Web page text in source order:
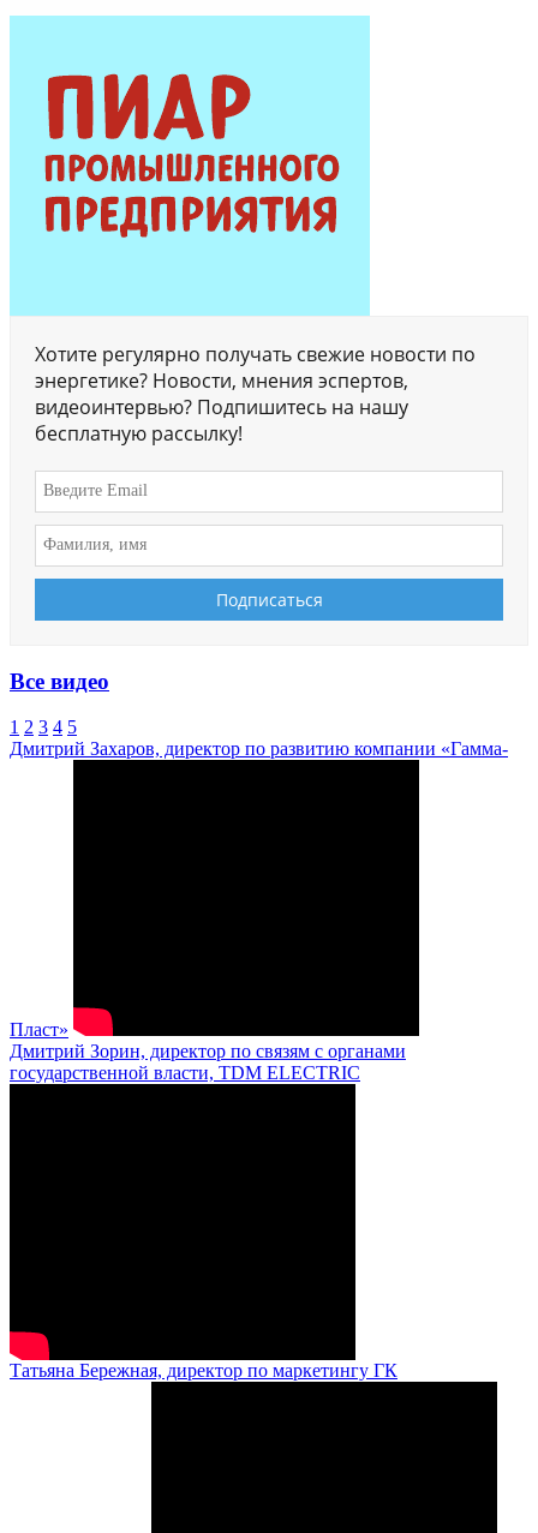
Хотите регулярно получать свежие новости по
энергетике? Новости, мнения эспертов,
видеоинтервью? Подпишитесь на нашу
бесплатную рассылку!
Все видео
1 2 3 4 5
Дмитрий Захаров, директор по развитию компании «Гамма-
Пласт»
Дмитрий Зорин, директор по связям с органами
государственной власти, TDM ELECTRIC
Татьяна Бережная, директор по маркетингу ГК